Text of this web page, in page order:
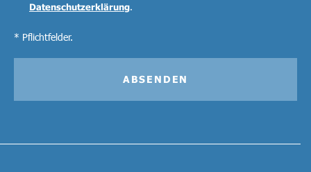
Datenschutzerklärung.
* Pflichtfelder.
ABSENDEN